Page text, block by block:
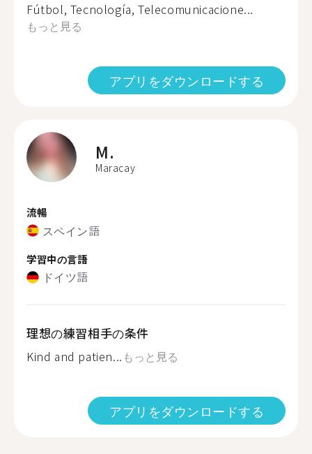
Fútbol, Tecnología, Telecomunicacione...
もっと見る
アプリをダウンロードする
M.
Maracay
流暢
スペイン語
学習中の言語
ドイツ語
理想の練習相手の条件
Kind and patien... もっと見る
アプリをダウンロードする